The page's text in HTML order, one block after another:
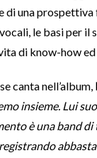
di una
le basi per il
di know-how ed
canta nell’album,
insieme. Lui
è una band